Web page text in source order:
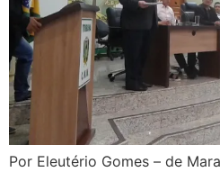
Por Eleutério Gomes – de